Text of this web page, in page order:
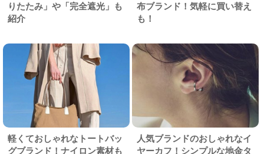
りたたみ」や「完全遮光」も
紹介
布ブランド！気軽に買い替え
も！
軽くておしゃれなトートバッ
グブランド！ナイロン素材も
人気ブランドのおしゃれなイ
ヤーカフ！シンプルな地金タ